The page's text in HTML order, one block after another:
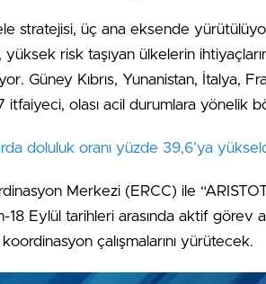
stratejisi, üç ana eksende
risk taşıyan ülkelerin
Güney Kıbrıs, Yunanistan, İtalya,
olası acil durumlara yönelik
doluluk oranı yüzde 39,6’ya
Merkezi (ERCC) ile
18 Eylül tarihleri arasında aktif görev
çalışmalarını yürütecek.